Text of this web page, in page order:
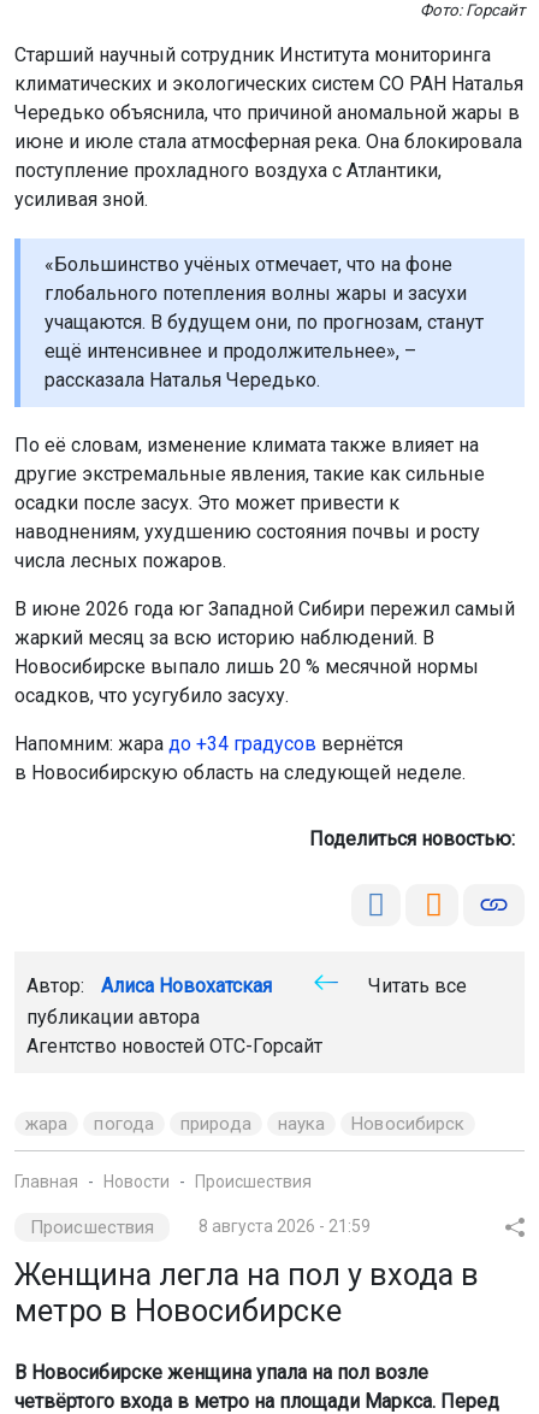
Фото: Горсайт
Старший научный сотрудник Института мониторинга
климатических и экологических систем СО РАН Наталья
Чередько объяснила, что причиной аномальной жары в
июне и июле стала атмосферная река. Она блокировала
поступление прохладного воздуха с Атлантики,
усиливая зной.
«Большинство учёных отмечает, что на фоне
глобального потепления волны жары и засухи
учащаются. В будущем они, по прогнозам, станут
ещё интенсивнее и продолжительнее», –
рассказала Наталья Чередько.
По её словам, изменение климата также влияет на
другие экстремальные явления, такие как сильные
осадки после засух. Это может привести к
наводнениям, ухудшению состояния почвы и росту
числа лесных пожаров.
В июне 2026 года юг Западной Сибири пережил самый
жаркий месяц за всю историю наблюдений. В
Новосибирске выпало лишь 20 % месячной нормы
осадков, что усугубило засуху.
Напомним: жара до +34 градусов вернётся
в Новосибирскую область на следующей неделе.
Поделиться новостью:
Автор: Алиса Новохатская
Читать все
публикации автора
Агентство новостей ОТС-Горсайт
жара погода природа наука Новосибирск
Главная Новости Происшествия
Происшествия 8 августа 2026 - 21:59
Женщина легла на пол у входа в
метро в Новосибирске
В Новосибирске женщина упала на пол возле
четвёртого входа в метро на площади Маркса. Перед